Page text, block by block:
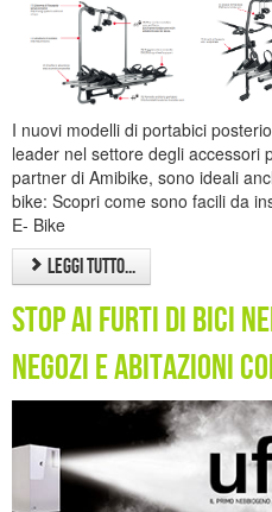
I nuovi modelli di portabici
leader nel settore degli accessori
partner di Amibike, sono ideali
bike: Scopri come sono facili da
E- Bike
Leggi tutto...
Stop ai furti di bici
negozi e abitazioni